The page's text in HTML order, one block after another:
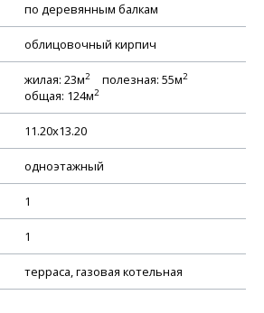
по деревянным балкам
облицовочный кирпич
жилая: 23м2 полезная: 55м2
общая: 124м2
11.20х13.20
одноэтажный
1
1
терраса, газовая котельная
этажей, спецификация элементов
стен
лаг чердака (если есть)
элементов стропил
стропил
системы
кровли